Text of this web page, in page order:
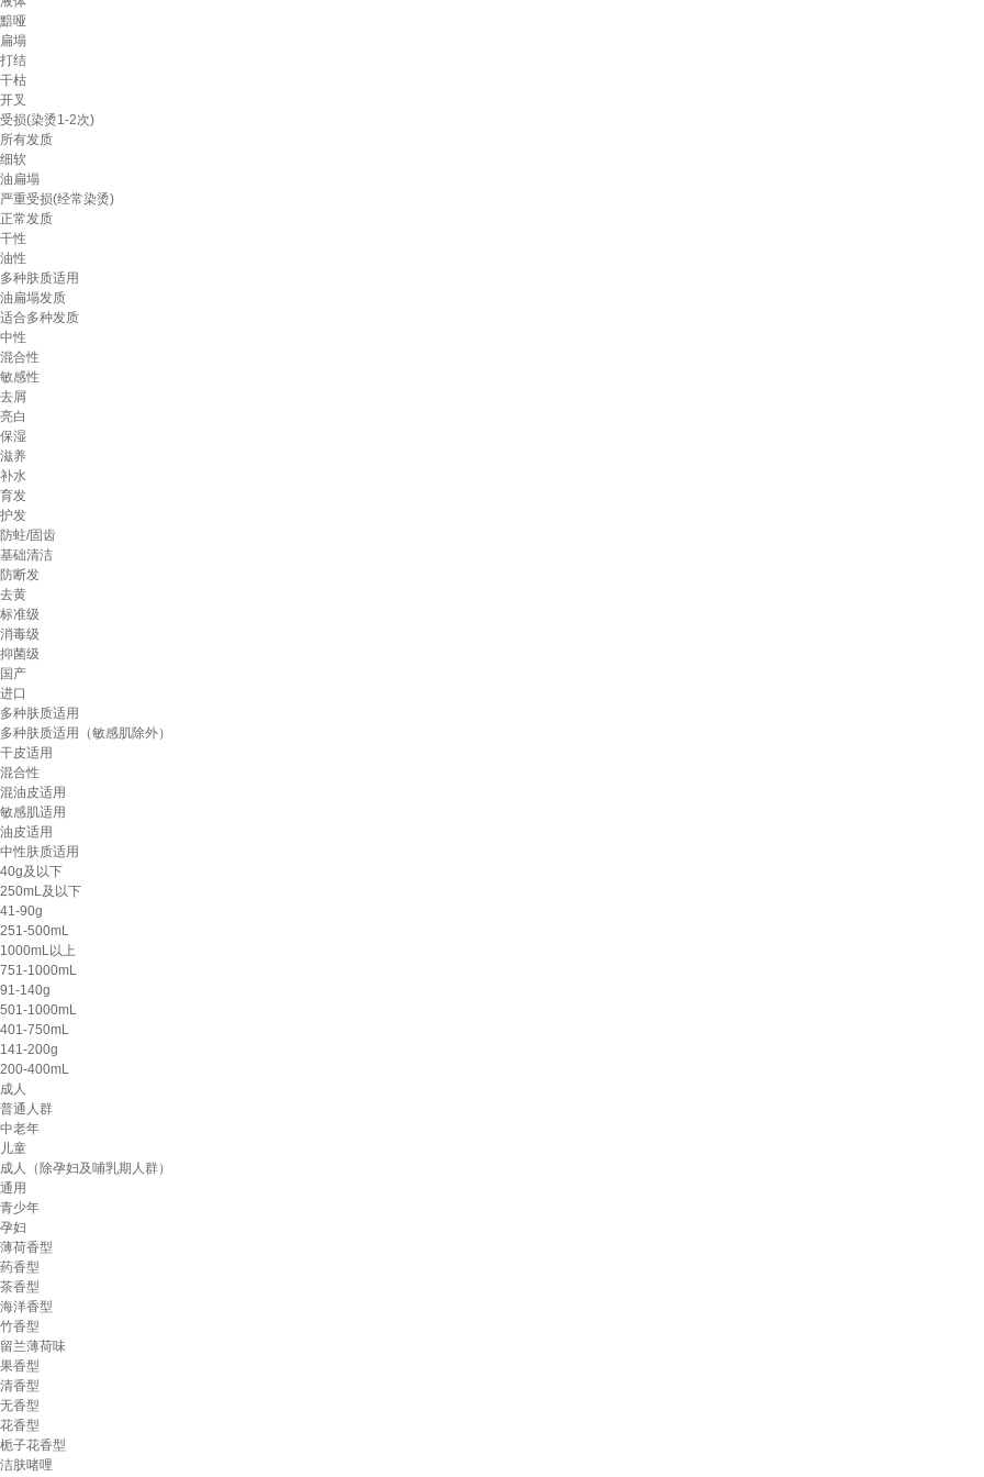
黯哑
扁塌
打结
干枯
开叉
受损(染烫1-2次)
所有发质
细软
油扁塌
严重受损(经常染烫)
正常发质
干性
油性
多种肤质适用
油扁塌发质
适合多种发质
中性
混合性
敏感性
去屑
亮白
保湿
滋养
补水
育发
护发
防蛀/固齿
基础清洁
防断发
去黄
标准级
消毒级
抑菌级
国产
进口
多种肤质适用
多种肤质适用（敏感肌除外）
干皮适用
混合性
混油皮适用
敏感肌适用
油皮适用
中性肤质适用
40g及以下
250mL及以下
41-90g
251-500mL
1000mL以上
751-1000mL
91-140g
501-1000mL
401-750mL
141-200g
200-400mL
成人
普通人群
中老年
儿童
成人（除孕妇及哺乳期人群）
通用
青少年
孕妇
薄荷香型
药香型
茶香型
海洋香型
竹香型
留兰薄荷味
果香型
清香型
无香型
花香型
栀子花香型
洁肤啫哩